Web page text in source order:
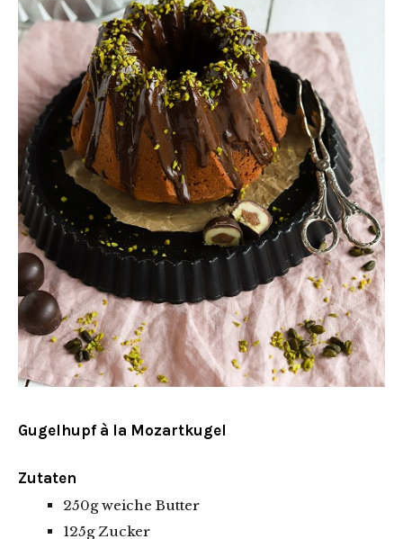
Gugelhupf à la Mozartkugel
Zutaten
250g weiche Butter
125g Zucker